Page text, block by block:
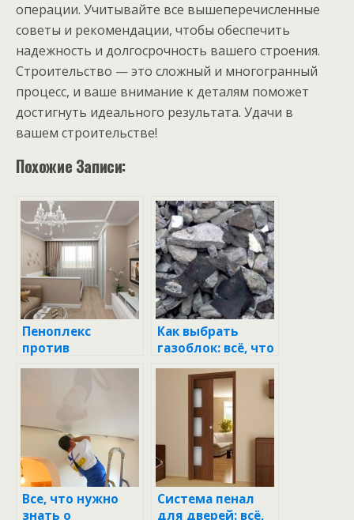
операции. Учитывайте все вышеперечисленные
советы и рекомендации, чтобы обеспечить
надежность и долгосрочность вашего строения.
Строительство — это сложный и многогранный
процесс, и ваше внимание к деталям поможет
достигнуть идеального результата. Удачи в
вашем строительстве!
Похожие Записи:
Пеноплекс
против
алюминия:
тушения?
Как выбрать
газоблок: всё, что
нужно знать о
лучших
материалах для
строительства
Все, что нужно
знать о
Система пенал
для дверей: всё,